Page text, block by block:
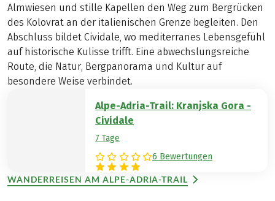
Almwiesen und stille Kapellen den Weg zum Bergrücken
des Kolovrat an der italienischen Grenze begleiten. Den
Abschluss bildet Cividale, wo mediterranes Lebensgefühl
auf historische Kulisse trifft. Eine abwechslungsreiche
Route, die Natur, Bergpanorama und Kultur auf
besondere Weise verbindet.
Alpe-Adria-Trail: Kranjska Gora -
Cividale
7 Tage
6 Bewertungen
WANDERREISEN AM ALPE-ADRIA-TRAIL